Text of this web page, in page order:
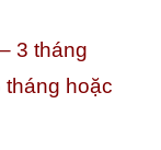
3 tháng
hoặc